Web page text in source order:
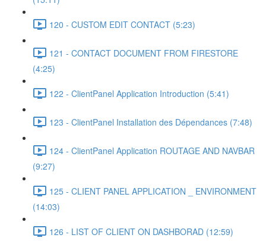
120 - CUSTOM EDIT CONTACT (5:23)
121 - CONTACT DOCUMENT FROM FIRESTORE
(4:25)
122 - ClientPanel Application Introduction (5:41)
123 - ClientPanel Installation des Dépendances (7:48)
124 - ClientPanel Application ROUTAGE AND NAVBAR
(9:27)
125 - CLIENT PANEL APPLICATION _ ENVIRONMENT
(14:03)
126 - LIST OF CLIENT ON DASHBORAD (12:59)